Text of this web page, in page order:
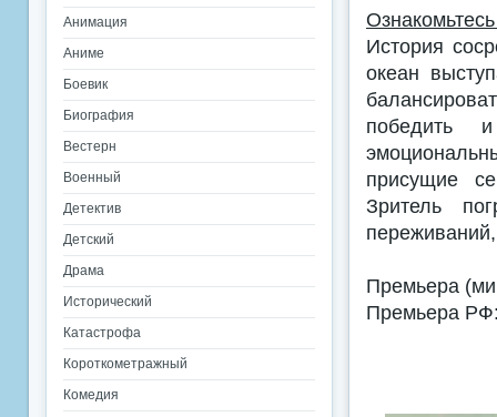
История
океан
победить
присущие
Зритель
Премьера
Премьера
Анимация
Аниме
Боевик
Биография
Вестерн
Военный
Детектив
Детский
Драма
Исторический
Катастрофа
Короткометражный
Комедия